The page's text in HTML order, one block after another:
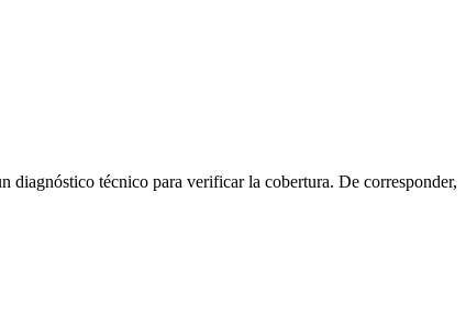
diagnóstico técnico para verificar la cobertura. De corresponder,